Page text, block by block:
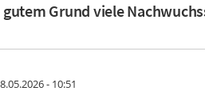
Grund viele
- 10:51